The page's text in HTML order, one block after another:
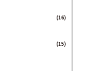
(16)
(15)